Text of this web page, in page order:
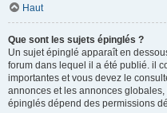
Haut
Que sont les sujets épinglés ?
Un sujet épinglé apparaît en
forum dans lequel il a été publié. il
importantes et vous devez le
annonces et les annonces
épinglés dépend des permissions